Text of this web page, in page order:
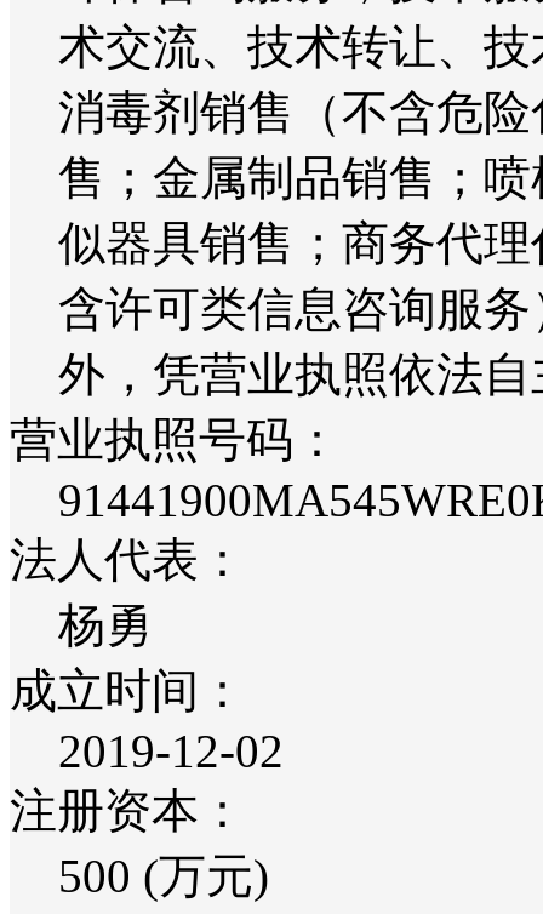
术交流、技术转让、
消毒剂销售（不含危
售；金属制品销售；
似器具销售；商务代
含许可类信息咨询服
外，凭营业执照依法
营业执照号码：
法人代表：
杨勇
成立时间：
2019-12-02
注册资本：
500 (万元)